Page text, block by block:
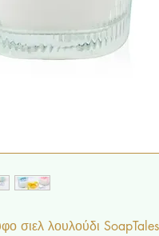
σιελ λουλούδι SoapTales